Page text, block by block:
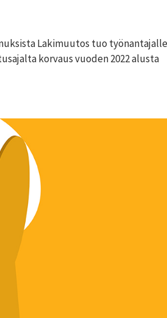
Lakimuutos tuo
korvaus vuoden 2022 alusta